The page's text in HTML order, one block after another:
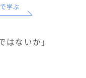
学ぶ
はないか」